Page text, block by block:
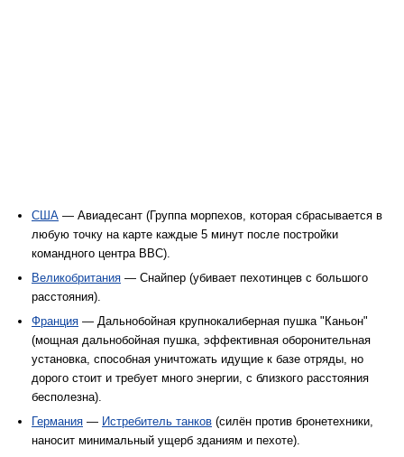
США — Авиадесант (Группа морпехов, которая сбрасывается в
любую точку на карте каждые 5 минут после постройки
командного центра ВВС).
Великобритания — Снайпер (убивает пехотинцев с большого
расстояния).
Франция — Дальнобойная крупнокалиберная пушка "Каньон"
(мощная дальнобойная пушка, эффективная оборонительная
установка, способная уничтожать идущие к базе отряды, но
дорого стоит и требует много энергии, с близкого расстояния
бесполезна).
Германия — Истребитель танков (силён против бронетехники,
наносит минимальный ущерб зданиям и пехоте).